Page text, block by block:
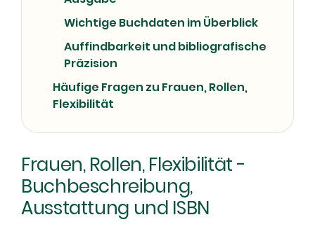
Wichtige Buchdaten im Überblick
Auffindbarkeit und bibliografische
Präzision
Häufige Fragen zu Frauen, Rollen,
Flexibilität
Frauen, Rollen, Flexibilität -
Buchbeschreibung,
Ausstattung und ISBN